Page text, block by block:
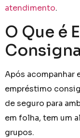
atendimento.
O Que é
Após acompanhar
empréstimo
de seguro para
em folha, tem um
grupos.